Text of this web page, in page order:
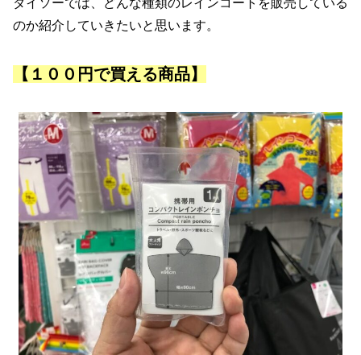
のか紹介していきたいと思います。
【１００円で買える商品】